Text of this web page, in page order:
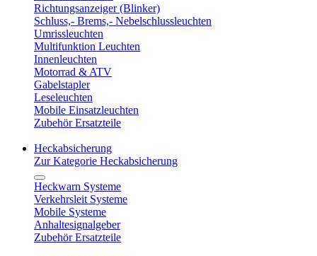
Richtungsanzeiger (Blinker)
Schluss,- Brems,- Nebelschlussleuchten
Umrissleuchten
Multifunktion Leuchten
Innenleuchten
Motorrad & ATV
Gabelstapler
Leseleuchten
Mobile Einsatzleuchten
Zubehör Ersatzteile
Heckabsicherung
Zur Kategorie Heckabsicherung
Heckwarn Systeme
Verkehrsleit Systeme
Mobile Systeme
Anhaltesignalgeber
Zubehör Ersatzteile